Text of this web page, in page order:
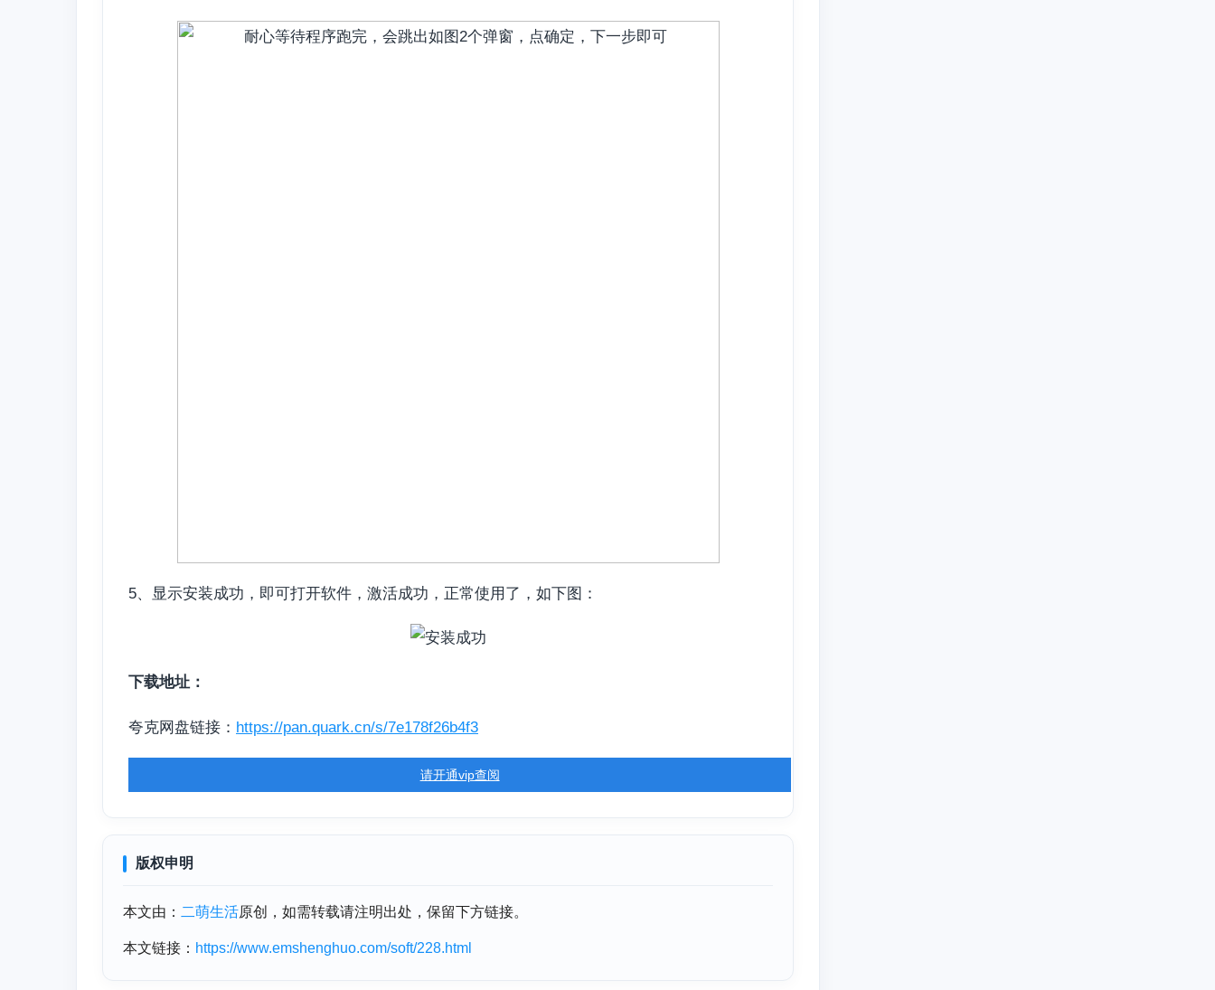
5、显示安装成功，即可打开软件，激活成功，正常使用了，如下图：
下载地址：
夸克网盘链接： https://pan.quark.cn/s/7e178f26b4f3
请开通vip查阅
版权申明
本文由： 二萌生活原创，如需转载请注明出处，保留下方链接。
本文链接： https://www.emshenghuo.com/soft/228.html